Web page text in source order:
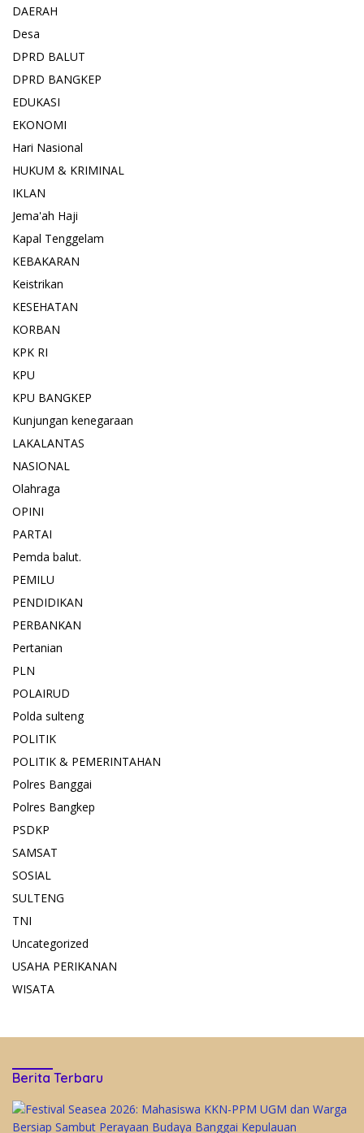
DAERAH
Desa
DPRD BALUT
DPRD BANGKEP
EDUKASI
EKONOMI
Hari Nasional
HUKUM & KRIMINAL
IKLAN
Jema'ah Haji
Kapal Tenggelam
KEBAKARAN
Keistrikan
KESEHATAN
KORBAN
KPK RI
KPU
KPU BANGKEP
Kunjungan kenegaraan
LAKALANTAS
NASIONAL
Olahraga
OPINI
PARTAI
Pemda balut.
PEMILU
PENDIDIKAN
PERBANKAN
Pertanian
PLN
POLAIRUD
Polda sulteng
POLITIK
POLITIK & PEMERINTAHAN
Polres Banggai
Polres Bangkep
PSDKP
SAMSAT
SOSIAL
SULTENG
TNI
Uncategorized
USAHA PERIKANAN
WISATA
Berita Terbaru